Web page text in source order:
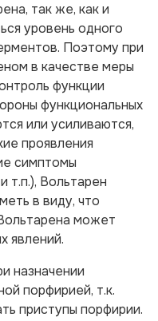
так же, как и
уровень одного
Поэтому при
в качестве меры
функции
функциональных
или усиливаются,
проявления
симптомы
т.п.), Вольтарен
в виду, что
может
явлений.
назначении
порфирией, т.к.
приступы порфирии.